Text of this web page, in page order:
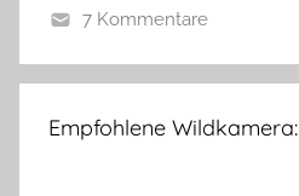
7 Kommentare
Empfohlene Wildkamera: